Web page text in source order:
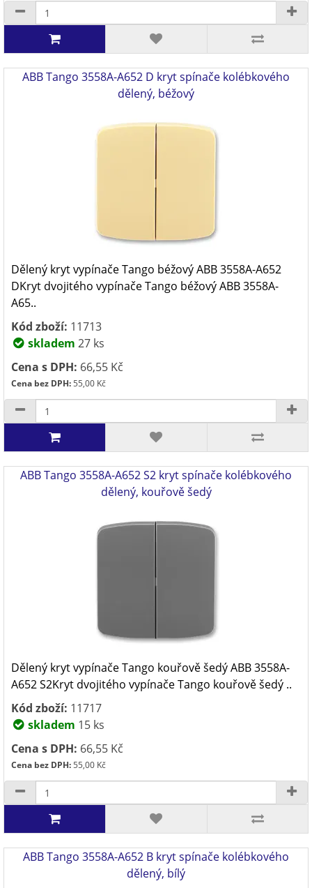
ABB Tango 3558A-A652 D kryt spínače kolébkového
dělený, béžový
Dělený kryt vypínače Tango béžový ABB 3558A-A652
DKryt dvojitého vypínače Tango béžový ABB 3558A-
A65..
Kód zboží: 11713
skladem 27 ks
Cena s DPH: 66,55 Kč
Cena bez DPH:55,00 Kč
ABB Tango 3558A-A652 S2 kryt spínače kolébkového
dělený, kouřově šedý
Dělený kryt vypínače Tango kouřově šedý ABB 3558A-
A652 S2Kryt dvojitého vypínače Tango kouřově šedý ..
Kód zboží: 11717
skladem 15 ks
Cena s DPH: 66,55 Kč
Cena bez DPH:55,00 Kč
ABB Tango 3558A-A652 B kryt spínače kolébkového
dělený, bílý